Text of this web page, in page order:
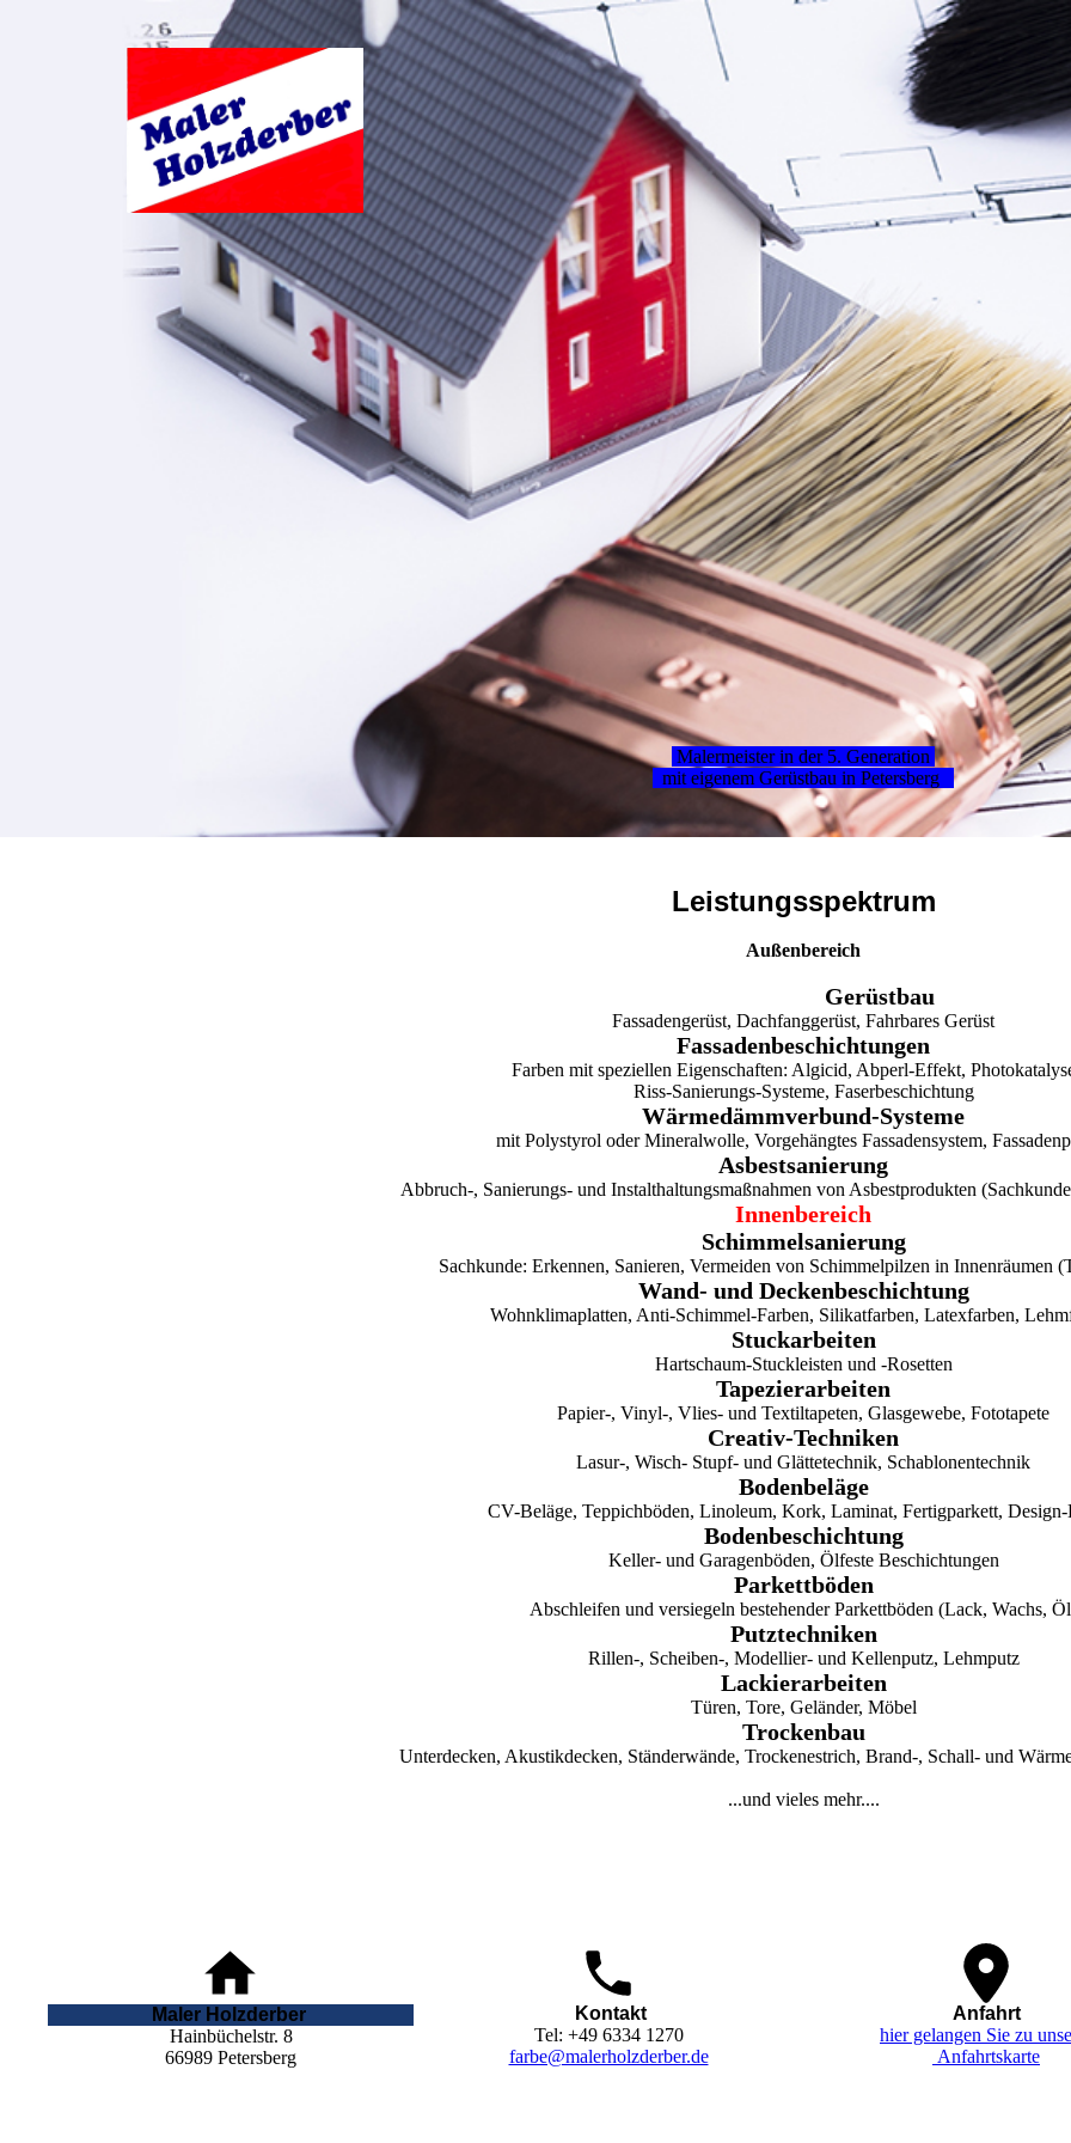
Malermeister in der 5. Generation
mit eigenem Gerüstbau in Petersberg
Leistungsspektrum
Außenbereich
Gerüstbau
Fassadengerüst, Dachfanggerüst, Fahrbares Gerüst
Fassadenbeschichtungen
Farben mit speziellen Eigenschaften: Algicid, Abperl-Effekt,
Riss-Sanierungs-Systeme, Faserbeschichtung
Wärmedämmverbund-Systeme
mit Polystyrol oder Mineralwolle, Vorgehängtes Fassadensystem,
Asbestsanierung
Abbruch-, Sanierungs- und Instalthaltungsmaßnahmen von Asbestprodukten
Innenbereich
Schimmelsanierung
Sachkunde: Erkennen, Sanieren, Vermeiden von Schimmelpilzen in Innenräumen
Wand- und Deckenbeschichtung
Wohnklimaplatten, Anti-Schimmel-Farben, Silikatfarben, Latexfarben,
Stuckarbeiten
Hartschaum-Stuckleisten und -Rosetten
Tapezierarbeiten
Papier-, Vinyl-, Vlies- und Textiltapeten, Glasgewebe, Fototapete
Creativ-Techniken
Lasur-, Wisch- Stupf- und Glättetechnik, Schablonentechnik
Bodenbeläge
CV-Beläge, Teppichböden, Linoleum, Kork, Laminat, Fertigparkett, Design-
Bodenbeschichtung
Keller- und Garagenböden, Ölfeste Beschichtungen
Parkettböden
Abschleifen und versiegeln bestehender Parkettböden (Lack, Wachs,
Putztechniken
Rillen-, Scheiben-, Modellier- und Kellenputz, Lehmputz
Lackierarbeiten
Türen, Tore, Geländer, Möbel
Trockenbau
Unterdecken, Akustikdecken, Ständerwände, Trockenestrich, Brand-, Schall- und
...und vieles mehr....
Maler Holzderber
Hainbüchelstr. 8
66989 Petersberg
Kontakt
Tel: +49 6334 1270
farbe@malerholzderber.de
Anfahrt
hier gelangen Sie zu
Anfahrtskarte